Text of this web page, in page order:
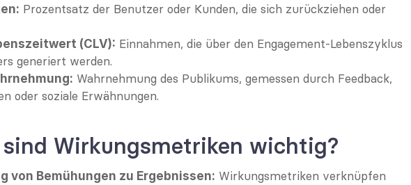
Prozentsatz der Benutzer oder Kunden, die sich zurückziehen oder
(CLV): Einnahmen, die über den Engagement-Lebenszyklus
generiert werden.
Wahrnehmung des Publikums, gemessen durch Feedback,
oder soziale Erwähnungen.
sind Wirkungsmetriken wichtig?
von Bemühungen zu Ergebnissen: Wirkungsmetriken verknüpfen